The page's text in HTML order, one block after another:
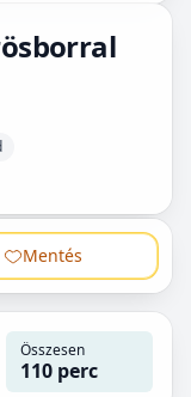
Mentés
Összesen
110 perc